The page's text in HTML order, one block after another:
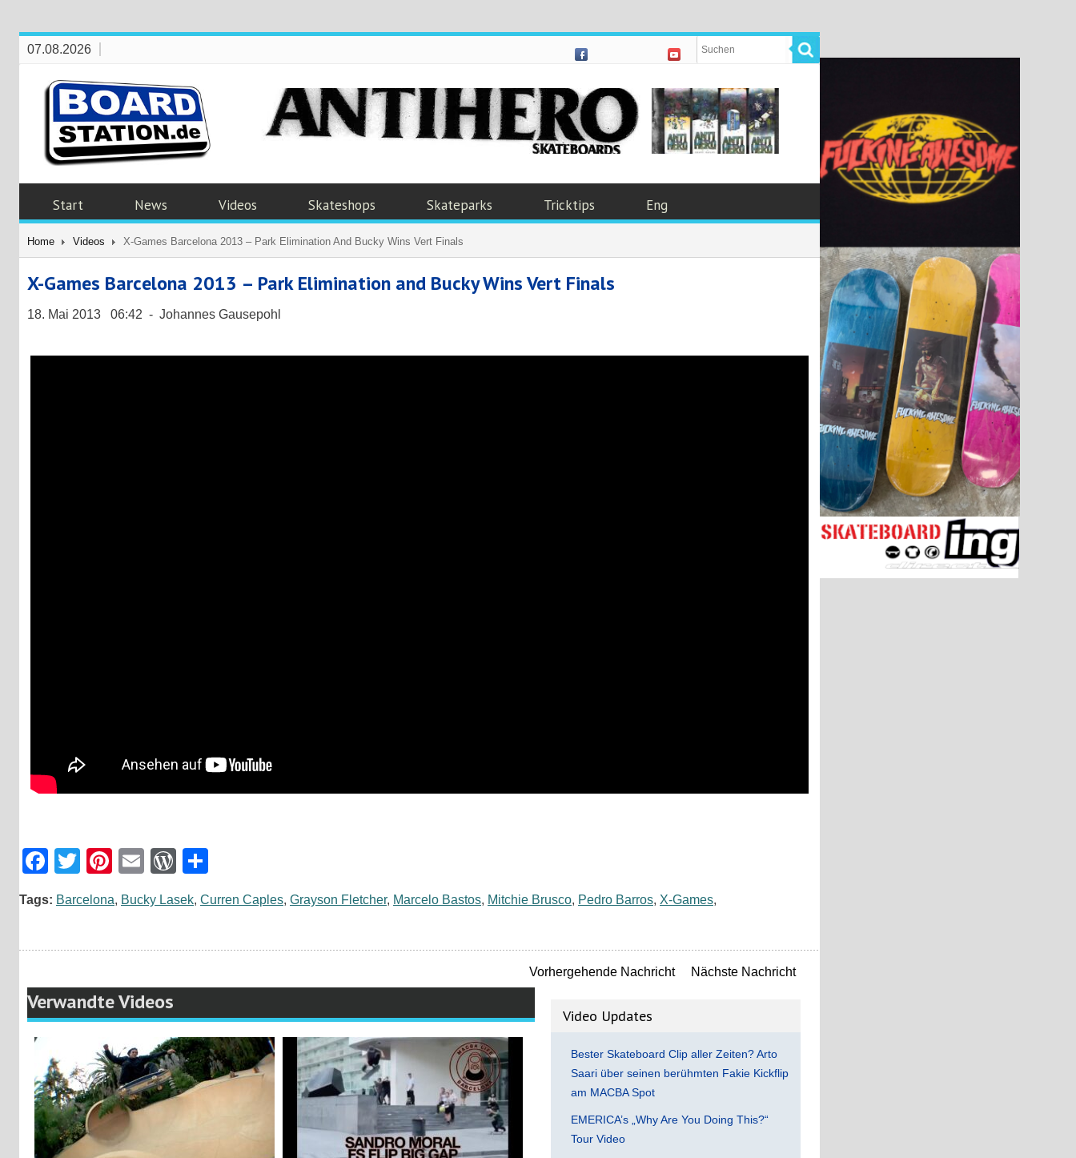
07.08.2026
Start News Videos Skateshops Skateparks Tricktips Eng
Home Videos X-Games Barcelona 2013 – Park Elimination And Bucky Wins Vert Finals
X-Games Barcelona 2013 – Park Elimination and Bucky Wins Vert Finals
18. Mai 2013 06:42 - Johannes Gausepohl
Facebook
Twitter
Pinterest
EmailWordPress
Tags: Barcelona, Bucky Lasek, Curren Caples, Grayson Fletcher, Marcelo Bastos, Mitchie Brusco, Pedro Barros, X-Games,
Vorhergehende Nachricht Nächste Nachricht
Verwandte Videos
Video Updates
Bester Skateboard Clip aller Zeiten? Arto
Saari über seinen berühmten Fakie Kickflip
am MACBA Spot
EMERICA’s „Why Are You Doing This?“
Tour Video